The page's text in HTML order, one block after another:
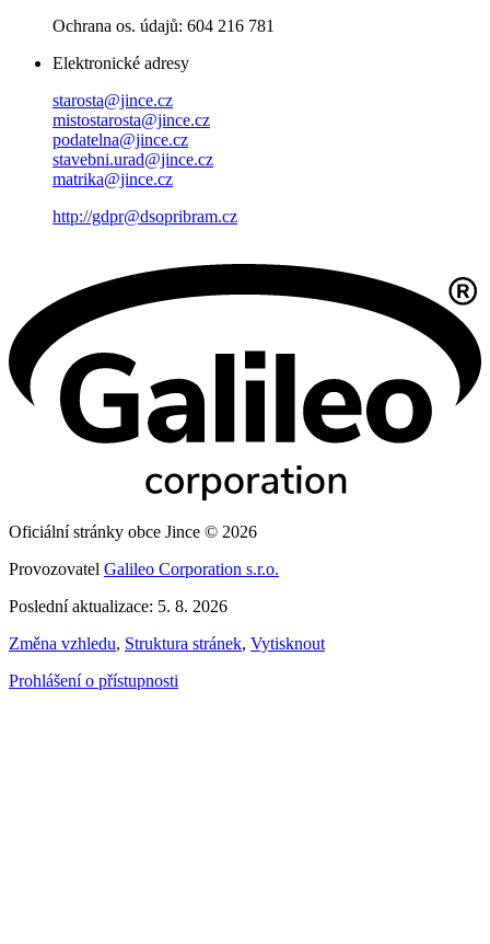
Ochrana os. údajů: 604 216 781
Elektronické adresy
starosta@jince.cz
mistostarosta@jince.cz
podatelna@jince.cz
stavebni.urad@jince.cz
matrika@jince.cz
http://gdpr@dsopribram.cz
Oficiální stránky obce Jince © 2026
Provozovatel Galileo Corporation s.r.o.
Poslední aktualizace: 5. 8. 2026
Změna vzhledu, Struktura stránek, Vytisknout
Prohlášení o přístupnosti